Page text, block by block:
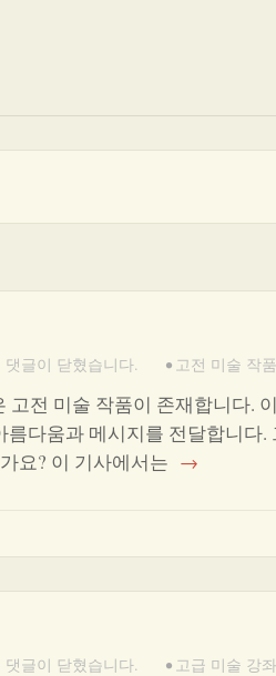
댓글이 닫혔습니다. • 고전 미술 작
전 미술 작품이 존재합니다.
다움과 메시지를 전달합니다
요? 이 기사에서는 →
댓글이 닫혔습니다. • 고급 미술 강